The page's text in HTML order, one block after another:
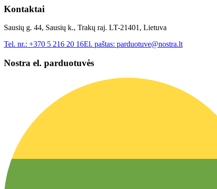
Kontaktai
Sausių g. 44, Sausių k., Trakų raj. LT-21401, Lietuva
Tel. nr.: +370 5 216 20 16El. paštas: parduotuve@nostra.lt
Nostra el. parduotuvės